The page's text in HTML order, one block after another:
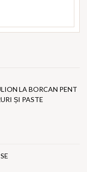
LA BORCAN PENT
ȘI PASTE